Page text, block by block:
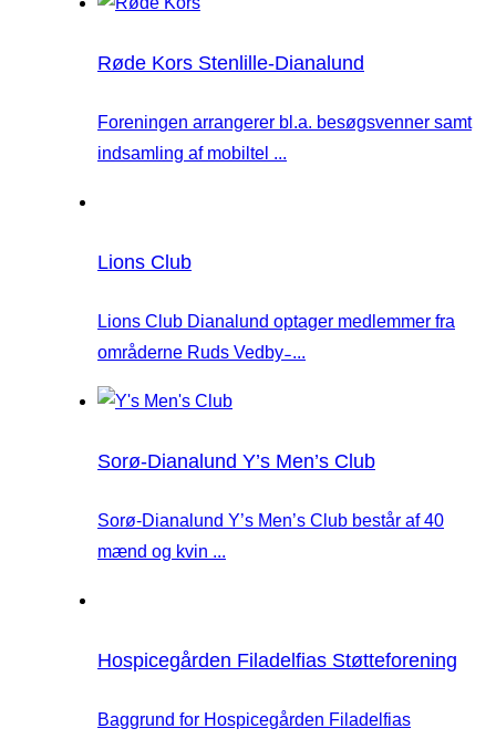
Røde Kors Stenlille-Dianalund
Foreningen arrangerer bl.a. besøgsvenner samt
indsamling af mobiltel ...
Lions Club
Lions Club Dianalund optager medlemmer fra
områderne Ruds Vedby ̵ ...
Sorø-Dianalund Y’s Men’s Club
Sorø-Dianalund Y’s Men’s Club består af 40
mænd og kvin ...
Hospicegården Filadelfias Støtteforening
Baggrund for Hospicegården Filadelfias